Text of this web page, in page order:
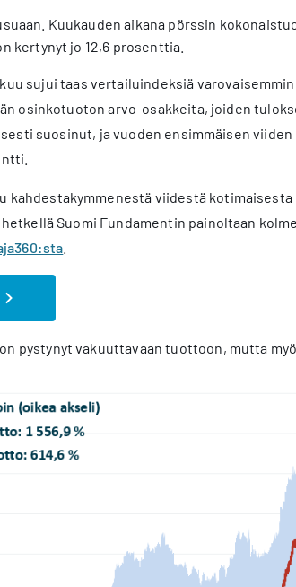
Kuukauden aikana pörssin
kertynyt jo 12,6 prosenttia.
sujui taas vertailuindeksiä
osinkotuoton arvo-osakkeita, joiden
suosinut, ja vuoden ensimmäisen
kahdestakymmenestä viidestä
Suomi Fundamentin painoltaan
pystynyt vakuuttavaan tuottoon, mutta